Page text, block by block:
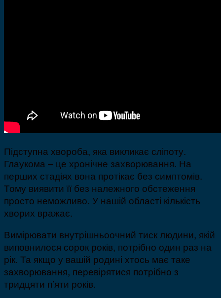
Підступна хвороба, яка викликає сліпоту.
Глаукома – це хронічне захворювання. На
перших стадіях вона протікає без симптомів.
Тому виявити її без належного обстеження
просто неможливо. У нашій області кількість
хворих вражає.
Вимірювати внутрішньоочний тиск людини, якій
виповнилося сорок років, потрібно один раз на
рік. Та якщо у вашій родині хтось має таке
захворювання, перевірятися потрібно з
тридцяти п’яти років.